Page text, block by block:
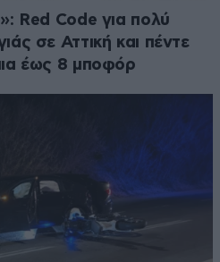
Red Code για πολύ
σε Αττική και πέντε
έως 8 μποφόρ